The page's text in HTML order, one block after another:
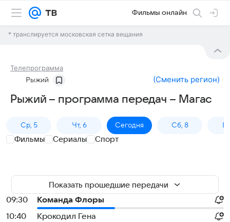
Фильмы онлайн
* транслируется московская сетка вещания
Телепрограмма
Рыжий (Сменить регион)
Рыжий – программа передач – Магас
Ср, 5 Чт, 6 Сегодня Сб, 8
Фильмы Сериалы Спорт
Показать прошедшие передачи
09:30
Команда Флоры
10:40
Крокодил Гена